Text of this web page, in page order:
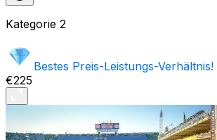
Kategorie 2
Bestes Preis-Leistungs-Verhältnis!
€225